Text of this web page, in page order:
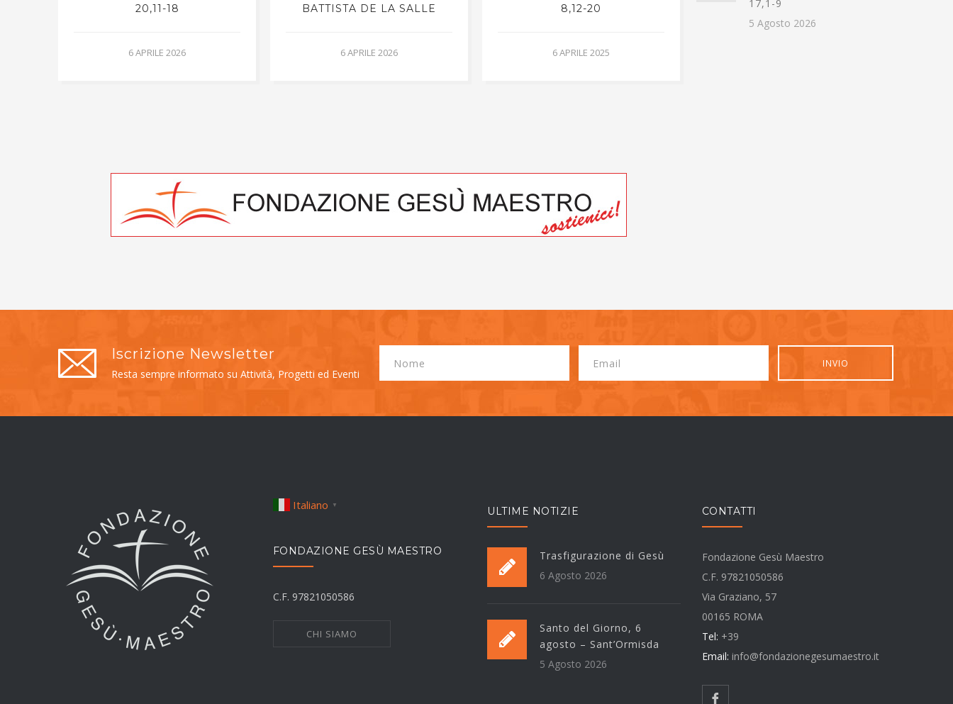
20,11-18
6 APRILE 2026
BATTISTA DE LA SALLE
6 APRILE 2026
8,12-20
6 APRILE 2025
18,1-40.19,1-42
17,1-9
5 Agosto 2026
Iscrizione Newsletter
Resta sempre informato su Attività, Progetti ed Eventi
Italiano ▼
FONDAZIONE GESÙ MAESTRO
C.F. 97821050586
CHI SIAMO
ULTIME NOTIZIE
Trasfigurazione di Gesù
6 Agosto 2026
Santo del Giorno, 6
agosto – Sant’Ormisda
5 Agosto 2026
CONTATTI
Fondazione Gesù Maestro
C.F. 97821050586
Via Graziano, 57
00165 ROMA
Tel: +39
Email: info@fondazionegesumaestro.it